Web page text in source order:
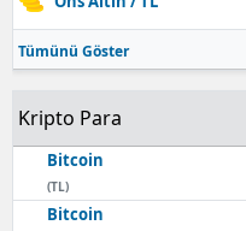
Tümünü Göster
Kripto Para
Bitcoin
(TL)
Bitcoin